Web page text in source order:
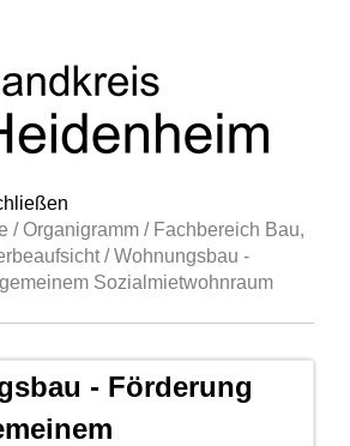
/Organigramm / Fachbereich Bau,
/Wohnungsbau -
Sozialmietwohnraum
- Förderung